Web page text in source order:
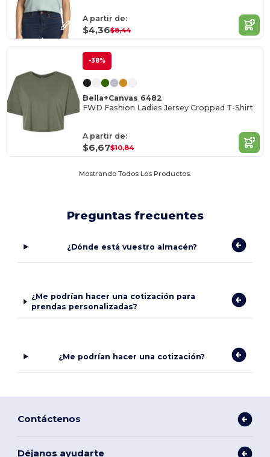
A partir de:
$4,36$8,44
-38%
Bella+Canvas 6482
FWD Fashion Ladies Jersey Cropped T-Shirt
A partir de:
$6,67$10,84
Mostrando Todos Los Productos.
Preguntas frecuentes
¿Dónde está vuestro almacén?
¿Me podrían hacer una cotización para
prendas personalizadas?
¿Me podrían hacer una cotización?
Contáctenos
Déjanos ayudarte